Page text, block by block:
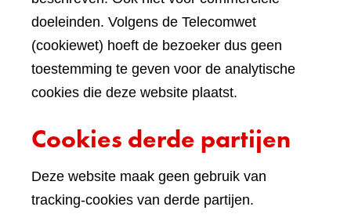
doeleinden. Volgens de Telecomwet
(cookiewet) hoeft de bezoeker dus geen
toestemming te geven voor de analytische
cookies die deze website plaatst.
Cookies derde partijen
Deze website maak geen gebruik van
tracking-cookies van derde partijen.